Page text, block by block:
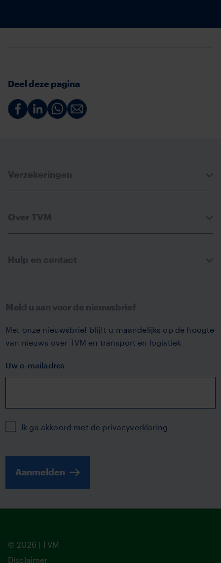
Deel deze pagina
Deel Deel Deel Deel
Verzekeringen
Over TVM
Hulp en contact
Meld u aan voor de nieuwsbrief
Met onze nieuwsbrief blijft u maandelijks op de hoogte
van nieuws over TVM en transport en logistiek
Uw e-mailadres
PrivacyIk ga akkoord met de privacyverklaring
© 2026 | TVM
Disclaimer